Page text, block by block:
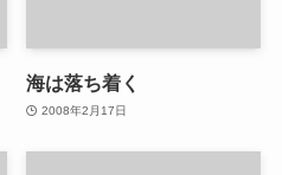
海は落ち着く
2008年2月17日